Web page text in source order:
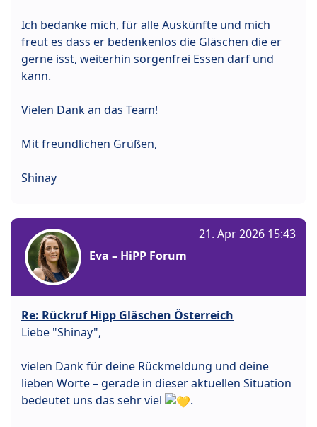
Ich bedanke mich, für alle Auskünfte und mich
freut es dass er bedenkenlos die Gläschen die er
gerne isst, weiterhin sorgenfrei Essen darf und
kann.
Vielen Dank an das Team!
Mit freundlichen Grüßen,
Shinay
Eva – HiPP Forum
21. Apr 2026 15:43
Re: Rückruf Hipp Gläschen Österreich
Liebe "Shinay",
vielen Dank für deine Rückmeldung und deine
lieben Worte – gerade in dieser aktuellen Situation
bedeutet uns das sehr viel
.